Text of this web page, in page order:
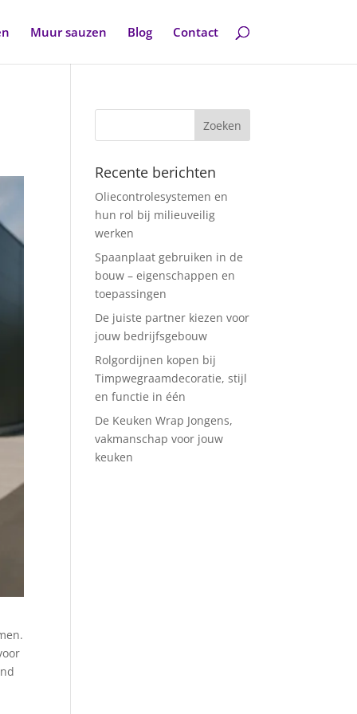
Muur sauzen Blog Contact
Recente berichten
Oliecontrolesystemen en
hun rol bij milieuveilig
werken
Spaanplaat gebruiken in de
bouw – eigenschappen en
toepassingen
De juiste partner kiezen voor
jouw bedrijfsgebouw
Rolgordijnen kopen bij
Timpwegraamdecoratie, stijl
en functie in één
De Keuken Wrap Jongens,
vakmanschap voor jouw
keuken